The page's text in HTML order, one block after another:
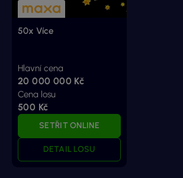
50x Více
Hlavní cena
20 000 000 Kč
Cena losu
500 Kč
SETŘIT ONLINE
DETAIL LOSU